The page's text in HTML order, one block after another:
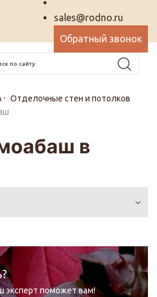
sales@rodno.ru
Обратный звонок
Отделочные стен и потолков
в
эксперт поможет вам!